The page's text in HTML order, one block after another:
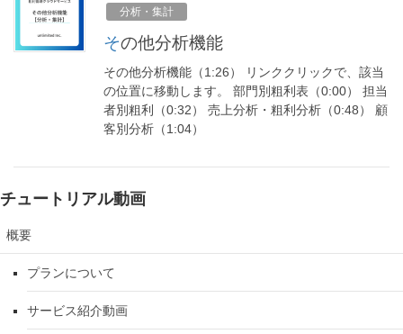
分析・集計
その他分析機能
その他分析機能（1:26） リンククリックで、該当
の位置に移動します。 部門別粗利表（0:00） 担当
者別粗利（0:32） 売上分析・粗利分析（0:48） 顧
客別分析（1:04）
チュートリアル動画
概要
プランについて
サービス紹介動画